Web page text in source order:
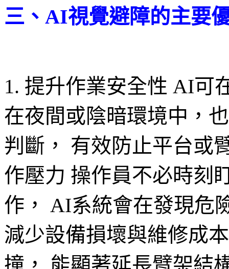
三、AI視覺避障的主要
1. 提升作業安全性 AI可
在夜間或陰暗環境中，
判斷， 有效防止平台或
作壓力 操作員不必時刻
作， AI系統會在發現危
減少設備損壞與維修成